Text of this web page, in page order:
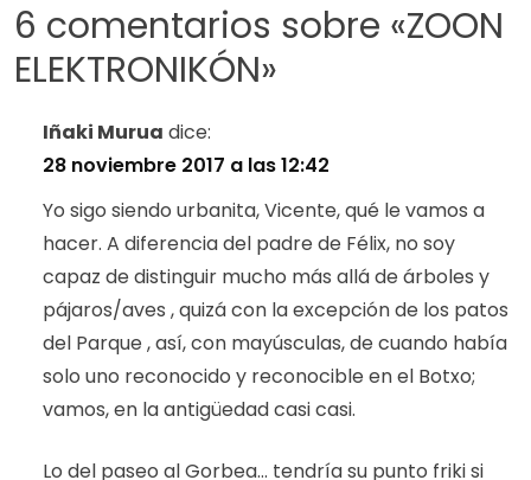
6 comentarios sobre «ZOON
ELEKTRONIKÓN»
Iñaki Murua dice:
28 noviembre 2017 a las 12:42
Yo sigo siendo urbanita, Vicente, qué le vamos a
hacer. A diferencia del padre de Félix, no soy
capaz de distinguir mucho más allá de árboles y
pájaros/aves , quizá con la excepción de los patos
del Parque , así, con mayúsculas, de cuando había
solo uno reconocido y reconocible en el Botxo;
vamos, en la antigüedad casi casi.
Lo del paseo al Gorbea… tendría su punto friki si